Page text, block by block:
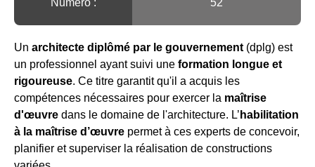
Numéro : 52
Un architecte diplômé par le gouvernement (dplg) est
un professionnel ayant suivi une formation longue et
rigoureuse. Ce titre garantit qu'il a acquis les
compétences nécessaires pour exercer la maîtrise
d'œuvre dans le domaine de l'architecture. L’ habilitation
à la maîtrise d’œuvre permet à ces experts de concevoir,
planifier et superviser la réalisation de constructions